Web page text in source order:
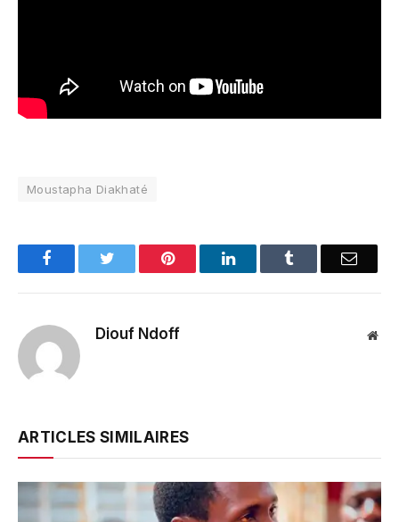
Moustapha Diakhaté
FacebookTwitter Pinterest LinkedInTumblr Email
Diouf Ndoff
ARTICLES SIMILAIRES